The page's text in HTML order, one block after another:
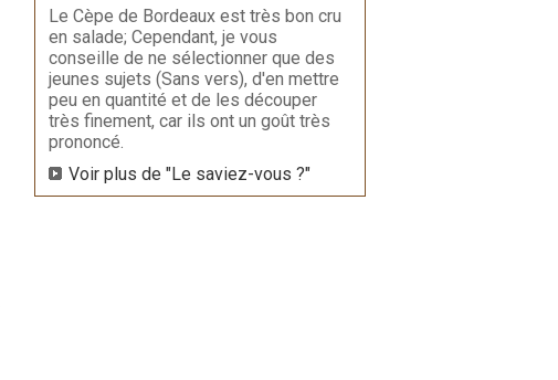
Le Cèpe de Bordeaux est très bon cru
en salade; Cependant, je vous
conseille de ne sélectionner que des
jeunes sujets (Sans vers), d'en mettre
peu en quantité et de les découper
très finement, car ils ont un goût très
prononcé.
Voir plus de "Le saviez-vous ?"